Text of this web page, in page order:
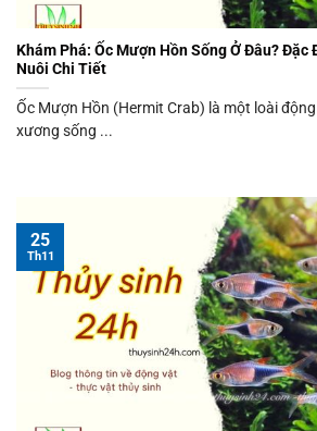
Khám Phá: Ốc Mượn Hồn Sống Ở Đâu? Đặc
Nuôi Chi Tiết
Ốc Mượn Hồn (Hermit Crab) là một loài
xương sống ...
25
Th11